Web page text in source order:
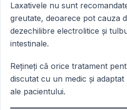
Laxativele nu sunt
greutate, deoarece pot cauza
dezechilibre electrolitice și
intestinale.
Rețineți că orice tratament
discutat cu un medic și adaptat
ale pacientului.